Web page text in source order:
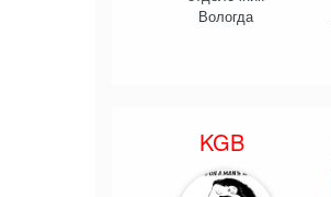
Вологда
KGB